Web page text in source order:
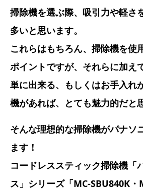
掃除機を選ぶ際、吸引力や軽さ
多いと思います。
これらはもちろん、掃除機を使
ポイントですが、それらに加え
単に出来る、もしくはお手入れ
機があれば、とても魅力的だと
そんな理想的な掃除機がパナソ
ます！
コードレススティック掃除機「
ス」シリーズ「MC-SBU840K・